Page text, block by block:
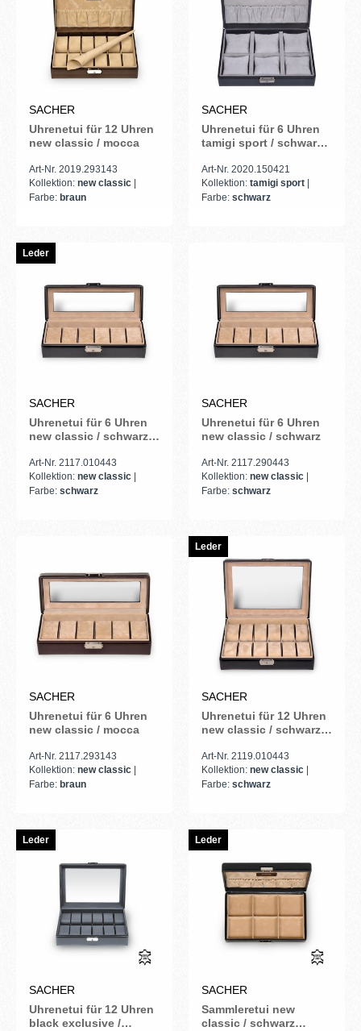
SACHER
Uhrenetui für 12 Uhren
new classic / mocca
Art-Nr. 2019.293143
Kollektion: new classic
Farbe: braun
SACHER
Uhrenetui für 6 Uhren
tamigi sport / schwarz
Art-Nr. 2020.150421
Kollektion: tamigi sport
Farbe: schwarz
Leder
SACHER
Uhrenetui für 6 Uhren
new classic / schwarz
Art-Nr. 2117.010443
Kollektion: new classic
Farbe: schwarz
SACHER
Uhrenetui für 6 Uhren
new classic / schwarz
Art-Nr. 2117.290443
Kollektion: new classic
Farbe: schwarz
SACHER
Uhrenetui für 6 Uhren
new classic / mocca
Art-Nr. 2117.293143
Kollektion: new classic
Farbe: braun
Leder
SACHER
Uhrenetui für 12 Uhren
new classic / schwarz
Art-Nr. 2119.010443
Kollektion: new classic
Farbe: schwarz
Leder
SACHER
Uhrenetui für 12 Uhren
black exclusive /
Leder
SACHER
Sammleretui new
classic / schwarz